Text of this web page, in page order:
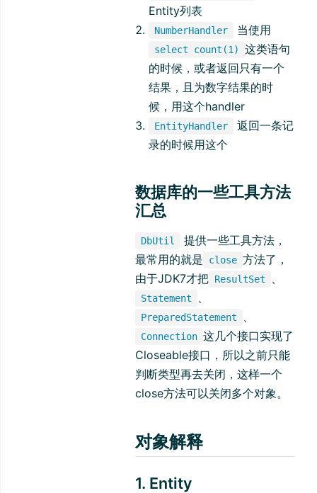
Entity列表
NumberHandler 当使用
select count(1)
这类语句
的时候，或者返回只有一个
结果，且为数字结果的时
候，用这个handler
EntityHandler
返回一条记
录的时候用这个
数据库的一些工具方法
汇总
DbUtil
提供一些工具方法，
最常用的就是
close 方法了，
由于JDK7才把 ResultSet 、
Statement 、
PreparedStatement 、
Connection 这几个接口实现了
Closeable接口，所以之前只能
判断类型再去关闭，这样一个
close方法可以关闭多个对象。
对象解释
1. Entity